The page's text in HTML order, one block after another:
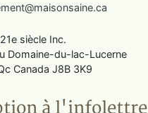
siècle Inc.
Domaine-du-lac-Lucerne
Canada J8B 3K9
à l'infolettre